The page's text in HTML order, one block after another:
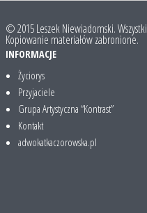
© 2015 Leszek Niewiadomski.
Kopiowanie materiałów zabronione.
INFORMACJE
Życiorys
Przyjaciele
Grupa Artystyczna “Kontrast”
Kontakt
adwokatkaczorowska.pl